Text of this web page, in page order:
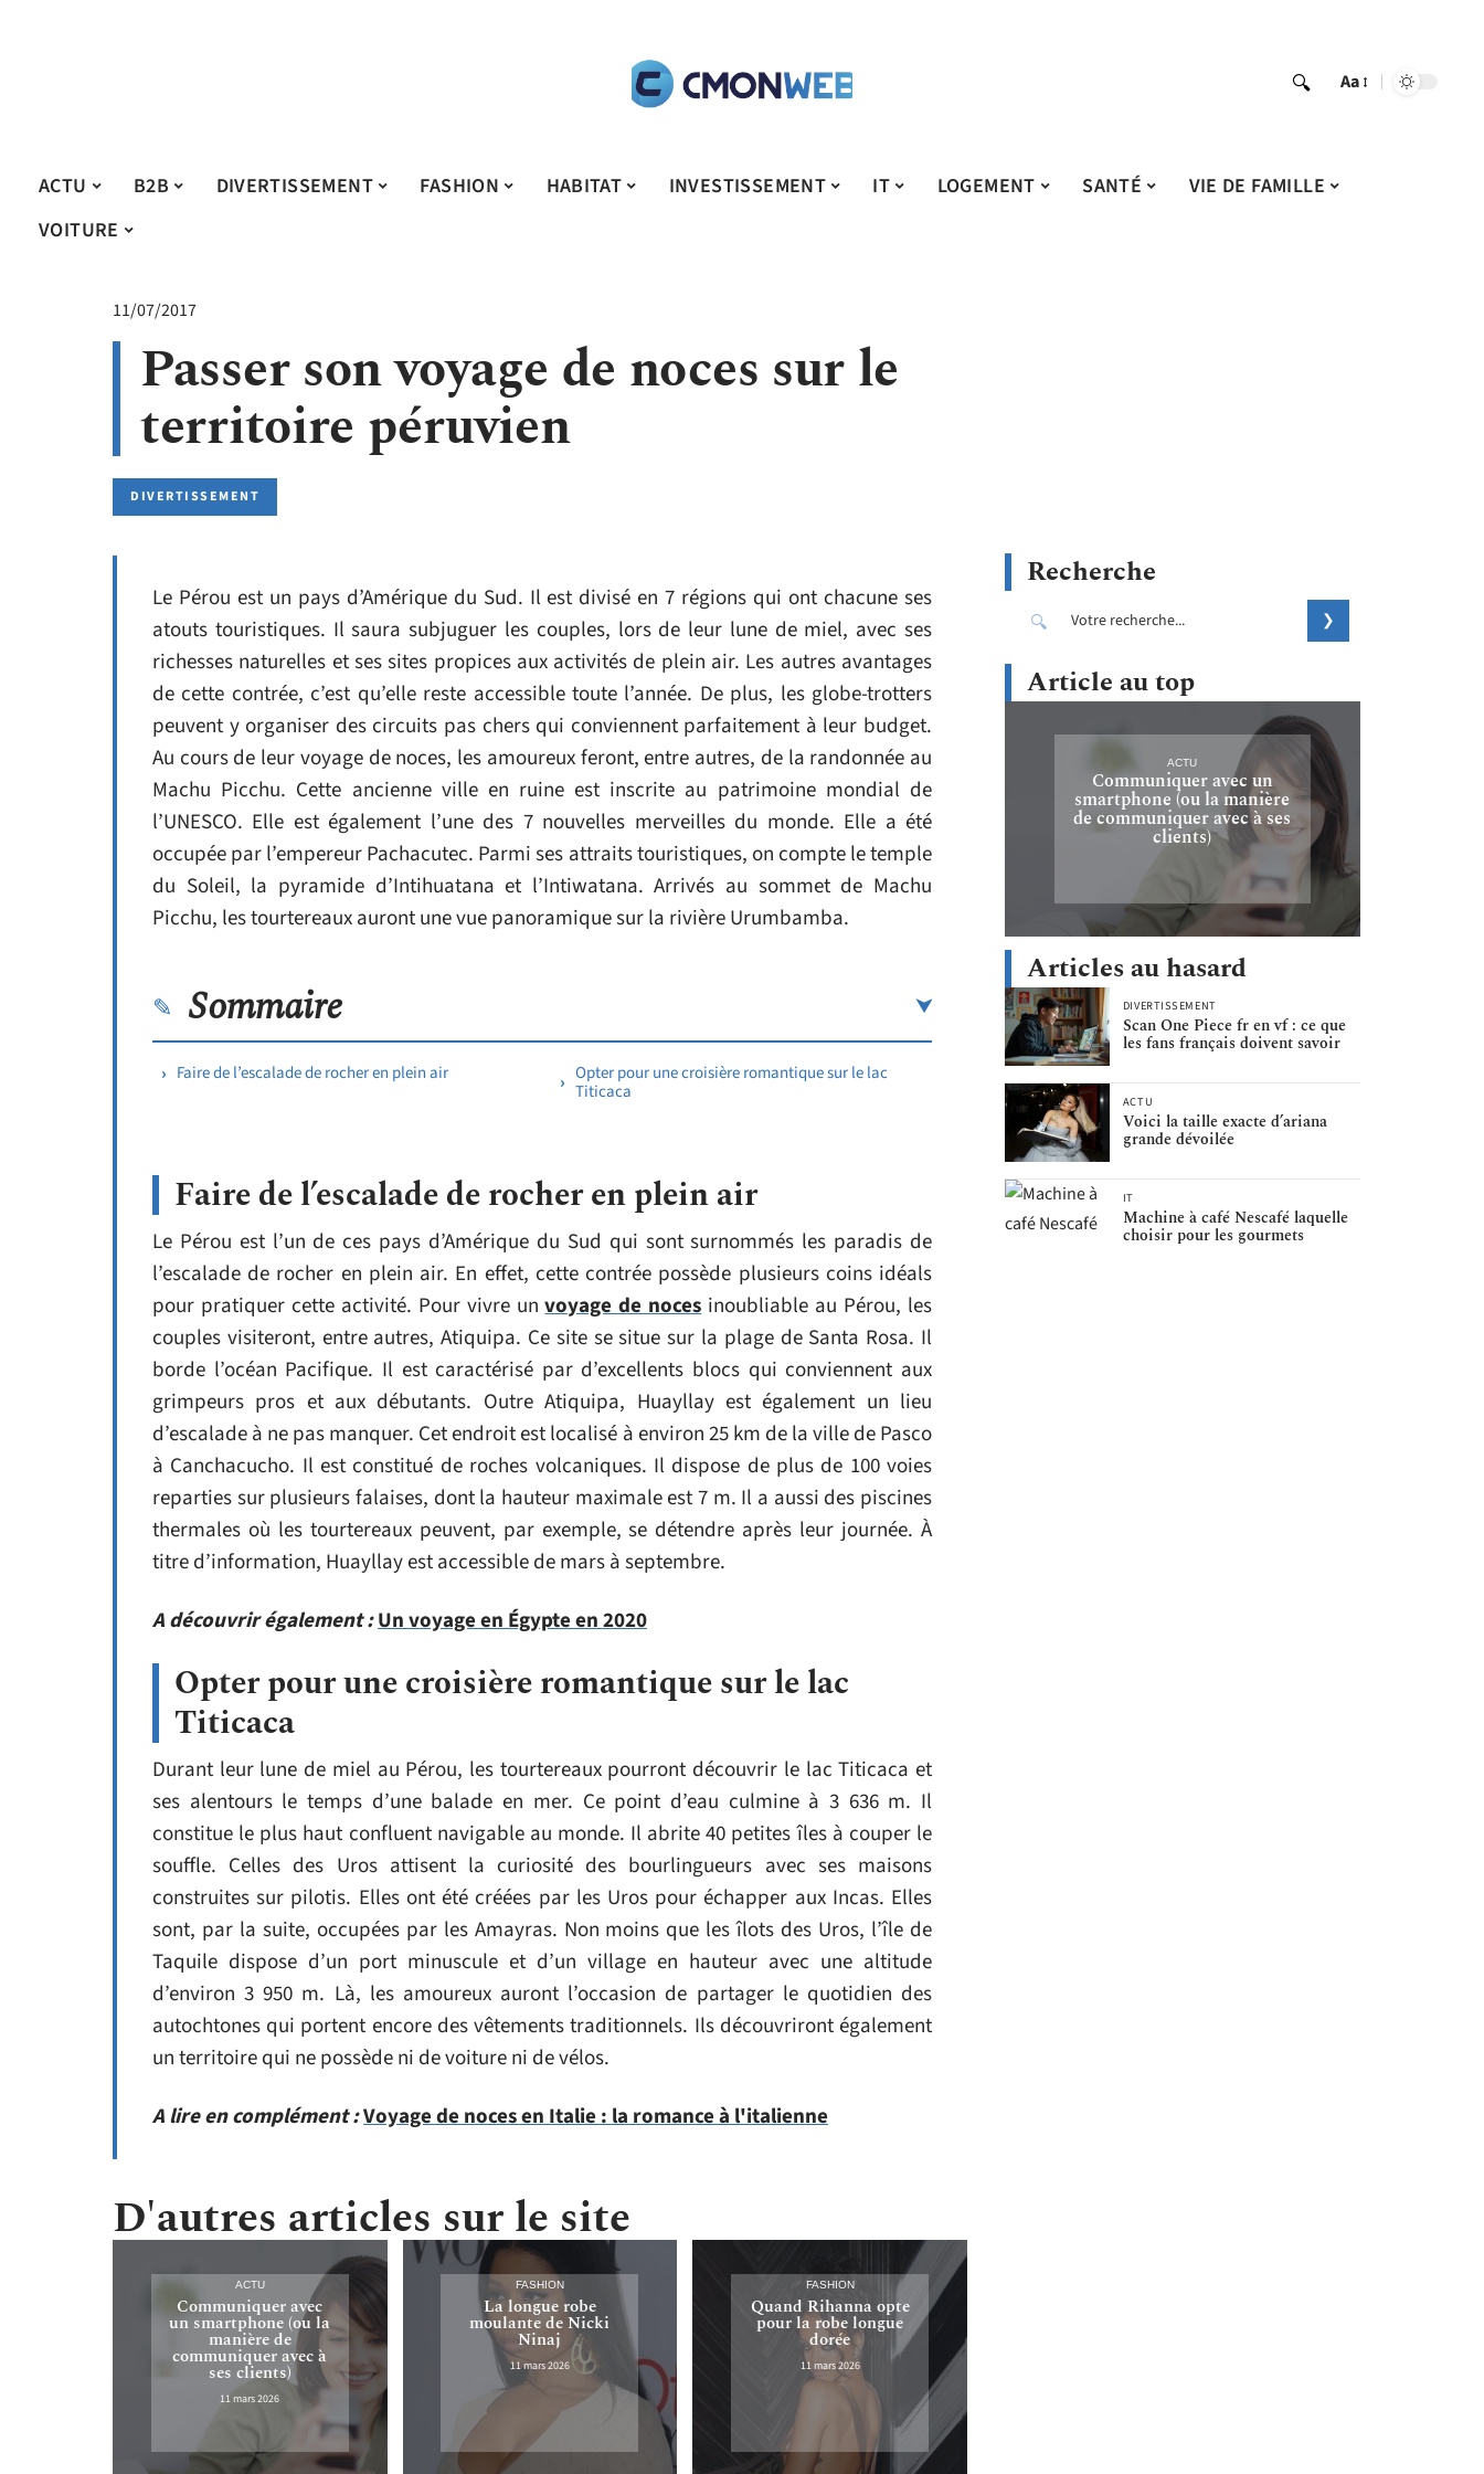
Aa
ACTU B2B DIVERTISSEMENT FASHION HABITAT INVESTISSEMENT IT LOGEMENT SANTÉ
VIE DE FAMILLE
VOITURE
11/07/2017
Passer son voyage de noces sur le
territoire péruvien
DIVERTISSEMENT
Le Pérou est un pays d’Amérique du Sud. Il est divisé en 7 régions qui ont chacune ses
atouts touristiques. Il saura subjuguer les couples, lors de leur lune de miel, avec ses
richesses naturelles et ses sites propices aux activités de plein air. Les autres avantages
de cette contrée, c’est qu’elle reste accessible toute l’année. De plus, les globe-trotters
peuvent y organiser des circuits pas chers qui conviennent parfaitement à leur budget.
Au cours de leur voyage de noces, les amoureux feront, entre autres, de la randonnée au
Machu Picchu. Cette ancienne ville en ruine est inscrite au patrimoine mondial de
l’UNESCO. Elle est également l’une des 7 nouvelles merveilles du monde. Elle a été
occupée par l’empereur Pachacutec. Parmi ses attraits touristiques, on compte le temple
du Soleil, la pyramide d’Intihuatana et l’Intiwatana. Arrivés au sommet de Machu
Picchu, les tourtereaux auront une vue panoramique sur la rivière Urumbamba.
Sommaire
Faire de l’escalade de rocher en plein air
Opter pour une croisière romantique sur le lac
Titicaca
Faire de l’escalade de rocher en plein air
Le Pérou est l’un de ces pays d’Amérique du Sud qui sont surnommés les paradis de
l’escalade de rocher en plein air. En effet, cette contrée possède plusieurs coins idéals
pour pratiquer cette activité. Pour vivre unvoyage de nocesinoubliable au Pérou, les
couples visiteront, entre autres, Atiquipa. Ce site se situe sur la plage de Santa Rosa. Il
borde l’océan Pacifique. Il est caractérisé par d’excellents blocs qui conviennent aux
grimpeurs pros et aux débutants. Outre Atiquipa, Huayllay est également un lieu
d’escalade à ne pas manquer. Cet endroit est localisé à environ 25 km de la ville de Pasco
à Canchacucho. Il est constitué de roches volcaniques. Il dispose de plus de 100 voies
reparties sur plusieurs falaises, dont la hauteur maximale est 7 m. Il a aussi des piscines
thermales où les tourtereaux peuvent, par exemple, se détendre après leur journée. À
titre d’information, Huayllay est accessible de mars à septembre.
A découvrir également :Un voyage en Égypte en 2020
Opter pour une croisière romantique sur le lac
Titicaca
Durant leur lune de miel au Pérou, les tourtereaux pourront découvrir le lac Titicaca et
ses alentours le temps d’une balade en mer. Ce point d’eau culmine à 3 636 m. Il
constitue le plus haut confluent navigable au monde. Il abrite 40 petites îles à couper le
souffle. Celles des Uros attisent la curiosité des bourlingueurs avec ses maisons
construites sur pilotis. Elles ont été créées par les Uros pour échapper aux Incas. Elles
sont, par la suite, occupées par les Amayras. Non moins que les îlots des Uros, l’île de
Taquile dispose d’un port minuscule et d’un village en hauteur avec une altitude
d’environ 3 950 m. Là, les amoureux auront l’occasion de partager le quotidien des
autochtones qui portent encore des vêtements traditionnels. Ils découvriront également
un territoire qui ne possède ni de voiture ni de vélos.
A lire en complément :Voyage de noces en Italie : la romance à l'italienne
D'autres articles sur le site
ACTU
Communiquer avec
un smartphone (ou la
manière de
communiquer avec à
ses clients)
11 mars 2026
FASHION
La longue robe
moulante de Nicki
Ninaj
11 mars 2026
FASHION
Quand Rihanna opte
pour la robe longue
dorée
11 mars 2026
Recherche
Article au top
ACTU
Communiquer avec un
smartphone (ou la manière
de communiquer avec à ses
clients)
Articles au hasard
DIVERTISSEMENT
Scan One Piece fr en vf : ce que
les fans français doivent savoir
ACTU
Voici la taille exacte d’ariana
grande dévoilée
IT
Machine à café Nescafé laquelle
choisir pour les gourmets